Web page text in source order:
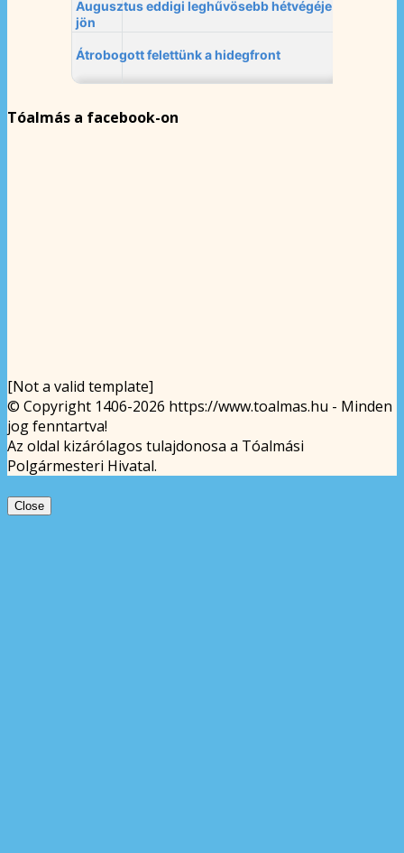
Tóalmás a facebook-on
[Not a valid template]
© Copyright 1406-2026 https://www.toalmas.hu - Minden
jog fenntartva!
Az oldal kizárólagos tulajdonosa a Tóalmási
Polgármesteri Hivatal.
Close